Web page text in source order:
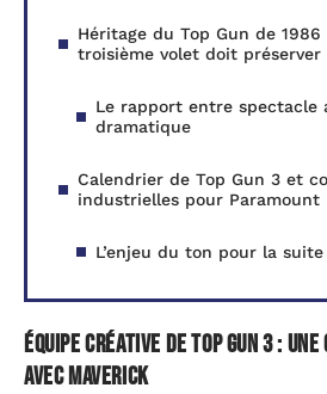
Héritage du Top Gun de
troisième volet doit préserver
Le rapport entre spectacle
dramatique
Calendrier de Top Gun 3 et
industrielles pour Paramount
L’enjeu du ton pour la suite
Équipe créative de Top Gun 3 :
avec Maverick